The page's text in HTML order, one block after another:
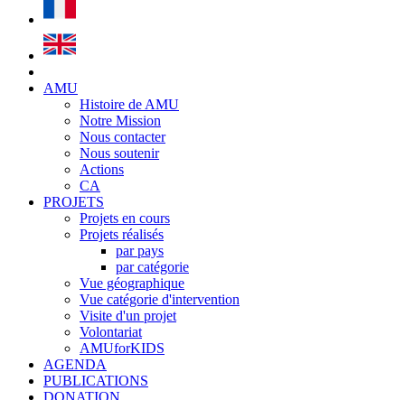
AMU
Histoire de AMU
Notre Mission
Nous contacter
Nous soutenir
Actions
CA
PROJETS
Projets en cours
Projets réalisés
par pays
par catégorie
Vue géographique
Vue catégorie d'intervention
Visite d'un projet
Volontariat
AMUforKIDS
AGENDA
PUBLICATIONS
DONATION